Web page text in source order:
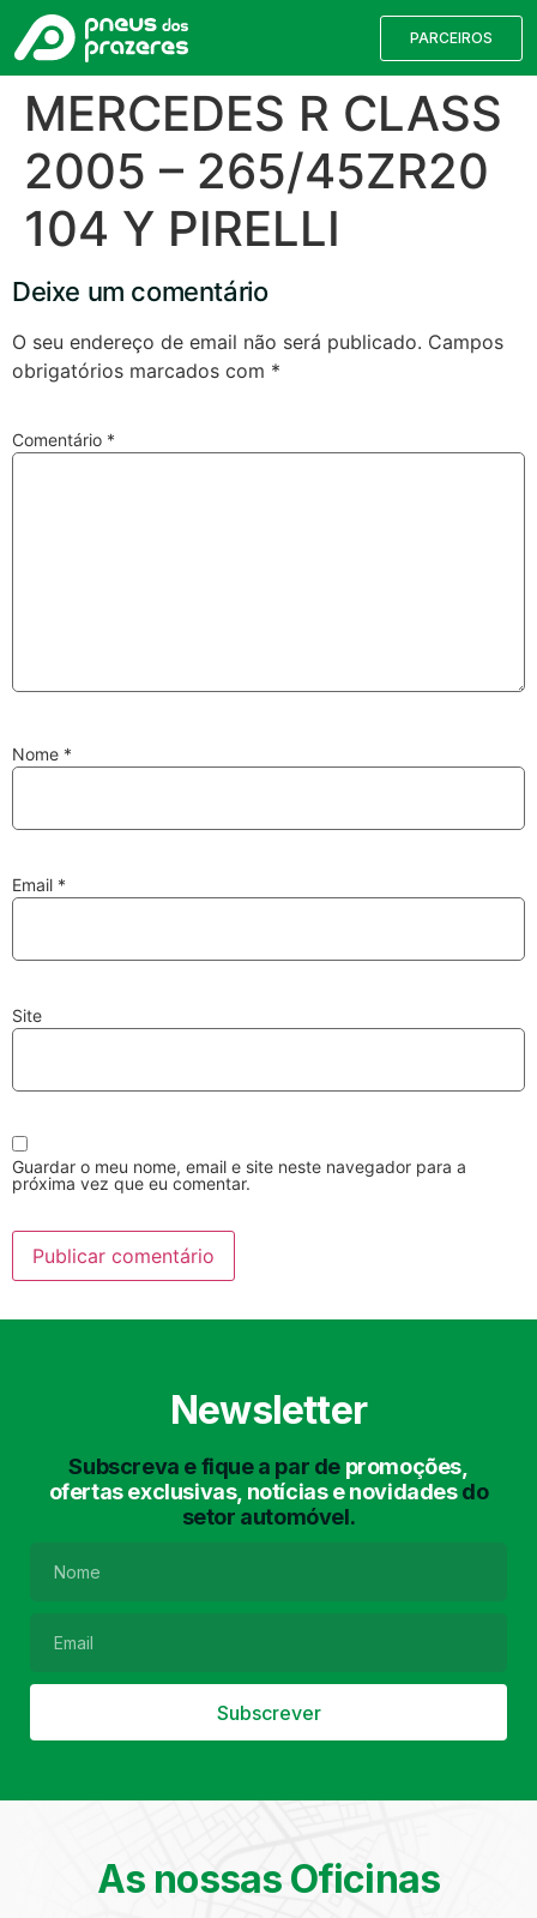
PARCEIROS
MERCEDES R CLASS
2005 – 265/45ZR20
104 Y PIRELLI
Deixe um comentário
O seu endereço de email não será publicado. Campos
obrigatórios marcados com *
Comentário *
Nome *
Email *
Site
Guardar o meu nome, email e site neste navegador para a
próxima vez que eu comentar.
Newsletter
Subscreva e fique a par de promoções,
ofertas exclusivas, notícias e novidadesdo
setor automóvel.
Subscrever
As nossas Oficinas
Encontre o pneu correto para a sua
Válvulas TPMS
Discos e Pastilhas
Amortecedores
Lavagem Manual
Lavagem de Chassis Matrículas
Filtro de Partículas Óleos